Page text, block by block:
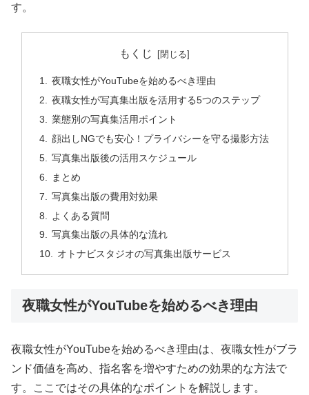
す。
もくじ
夜職女性がYouTubeを始めるべき理由
夜職女性が写真集出版を活用する5つのステップ
業態別の写真集活用ポイント
顔出しNGでも安心！プライバシーを守る撮影方法
写真集出版後の活用スケジュール
まとめ
写真集出版の費用対効果
よくある質問
写真集出版の具体的な流れ
オトナビスタジオの写真集出版サービス
夜職女性がYouTubeを始めるべき理由
夜職女性がYouTubeを始めるべき理由は、夜職女性がブラ
ンド価値を高め、指名客を増やすための効果的な方法で
す。ここではその具体的なポイントを解説します。